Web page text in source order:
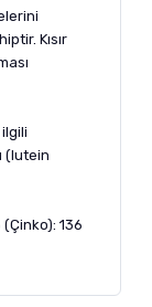
Kısır
(lutein
136